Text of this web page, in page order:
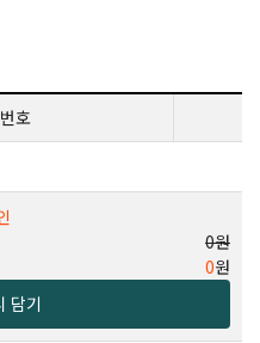
호
0원
0원
담기